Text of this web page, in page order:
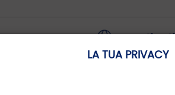
LA TUA PRIVACY
Foglio
https://